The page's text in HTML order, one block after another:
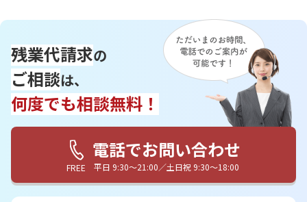
残業代請求の
ご相談は、
何度でも相談無料！
FREE
電話でお問い合わせ
平日 9:30〜21:00／土日祝 9:30〜18:00